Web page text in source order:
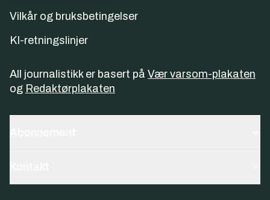
Vilkår og bruksbetingelser
KI-retningslinjer
All journalistikk er basert på Vær varsom-plakaten
og Redaktørplakaten